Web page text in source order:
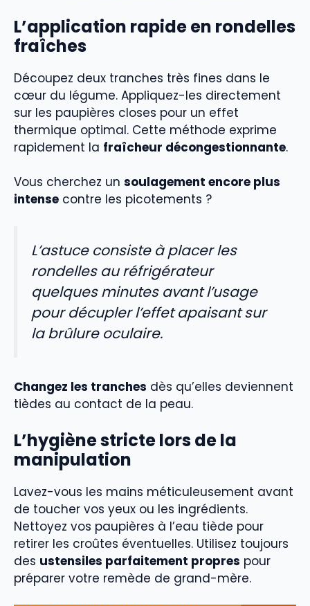
L’application rapide en rondelles
fraîches
Découpez deux tranches très fines dans le
cœur du légume. Appliquez-les directement
sur les paupières closes pour un effet
thermique optimal. Cette méthode exprime
rapidement la fraîcheur décongestionnante.
Vous cherchez un soulagement encore plus
intense contre les picotements ?
L’astuce consiste à placer les
rondelles au réfrigérateur
quelques minutes avant l’usage
pour décupler l’effet apaisant sur
la brûlure oculaire.
Changez les tranches dès qu’elles deviennent
tièdes au contact de la peau.
L’hygiène stricte lors de la
manipulation
Lavez-vous les mains méticuleusement avant
de toucher vos yeux ou les ingrédients.
Nettoyez vos paupières à l’eau tiède pour
retirer les croûtes éventuelles. Utilisez toujours
des ustensiles parfaitement propres pour
préparer votre remède de grand-mère.